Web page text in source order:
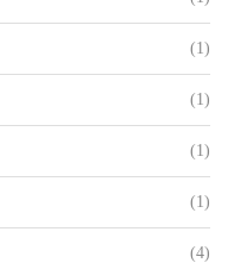
(1)
(1)
(1)
(1)
(4)